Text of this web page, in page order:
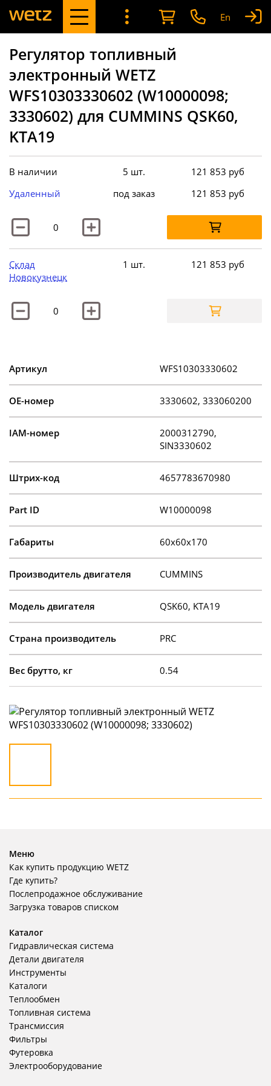
En
Регулятор топливный
электронный WETZ
WFS10303330602 (W10000098;
3330602) для CUMMINS QSK60,
KTA19
В наличии 5 шт. 121 853 руб
Удаленный
под заказ 121 853 руб
Склад
Новокузнецк
1 шт. 121 853 руб
Артикул WFS10303330602
OE-номер 3330602, 333060200
IAM-номер
2000312790,
SIN3330602
Штрих-код 4657783670980
Part ID W10000098
Габариты 60x60x170
Производитель двигателя CUMMINS
Модель двигателя QSK60, KTA19
Страна производитель PRC
Вес брутто, кг 0.54
Меню
Как купить продукцию WETZ
Где купить?
Послепродажное обслуживание
Загрузка товаров списком
Каталог
Гидравлическая система
Детали двигателя
Инструменты
Каталоги
Теплообмен
Топливная система
Трансмиссия
Фильтры
Футеровка
Электрооборудование